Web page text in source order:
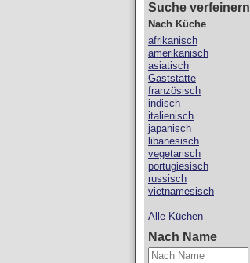
Suche verfeinern
Nach Küche
afrikanisch
amerikanisch
asiatisch
Gaststätte
französisch
indisch
italienisch
japanisch
libanesisch
vegetarisch
portugiesisch
russisch
vietnamesisch
Alle Küchen
Nach Name